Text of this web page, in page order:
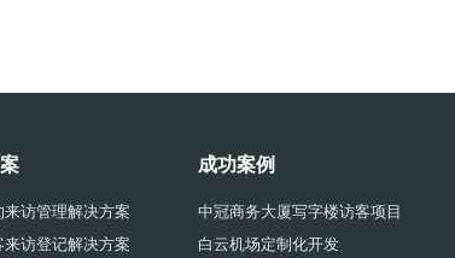
来访管理解决方案
来访登记解决方案
成功案例
中冠商务大厦写字楼访客项目
白云机场定制化开发